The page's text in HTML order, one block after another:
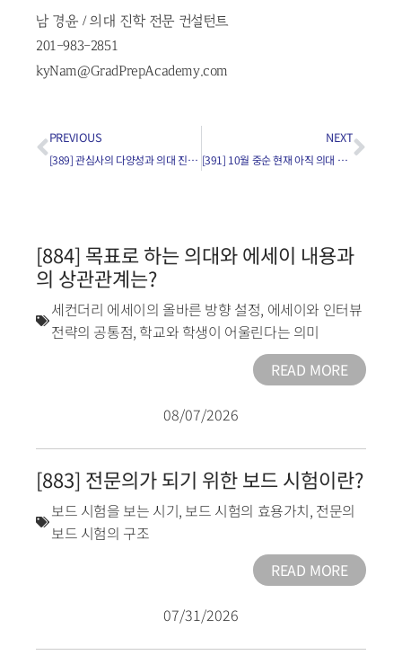
남 경윤 / 의대 진학 전문 컨설턴트
201-983-2851
kyNam@GradPrepAcademy.com
PREVIOUS
[389] 관심사의 다양성과 의대 진학과의 상관관계는?
NEXT
[391] 10월 중순 현재 아직 의대 인터뷰에 다녀오지 못 했으면 합격가능성이 없는 건가요?
[884] 목표로 하는 의대와 에세이 내용과
의 상관관계는?
세컨더리 에세이의 올바른 방향 설정, 에세이와 인터뷰
전략의 공통점, 학교와 학생이 어울린다는 의미
READ MORE
08/07/2026
[883] 전문의가 되기 위한 보드 시험이란?
보드 시험을 보는 시기, 보드 시험의 효용가치, 전문의
보드 시험의 구조
READ MORE
07/31/2026